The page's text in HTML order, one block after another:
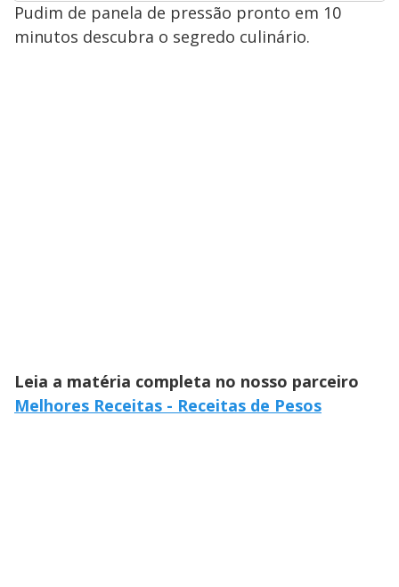
Pudim de panela de pressão pronto em 10
minutos descubra o segredo culinário.
Leia a matéria completa no nosso parceiro
Melhores Receitas - Receitas de Pesos